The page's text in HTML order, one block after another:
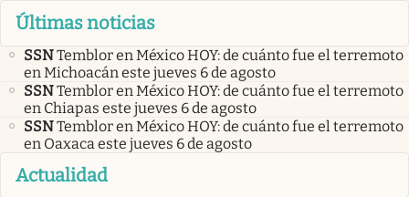
Últimas noticias
SSNTemblor en México HOY: de cuánto fue el terremoto
en Michoacán este jueves 6 de agosto
SSNTemblor en México HOY: de cuánto fue el terremoto
en Chiapas este jueves 6 de agosto
SSNTemblor en México HOY: de cuánto fue el terremoto
en Oaxaca este jueves 6 de agosto
Actualidad